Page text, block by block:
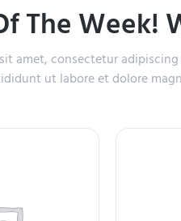
The Week!
amet, consectetur
ut labore et dolore